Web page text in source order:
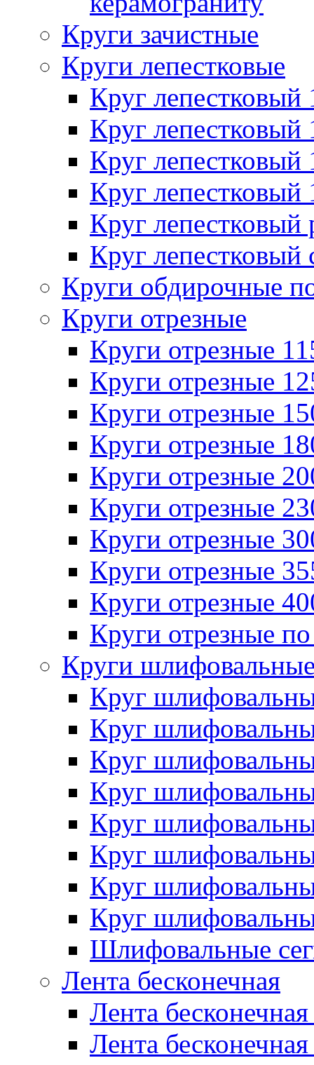
Круги зачистные
Круги лепестковые
Круг
Круг
Круг
Круг
Круг лепестковый
Круг лепестковый
Круги обдирочные
Круги отрезные
Круги отрезные
Круги отрезные
Круги отрезные
Круги отрезные
Круги отрезные
Круги отрезные
Круги отрезные
Круги отрезные
Круги отрезные
Круги отрезные
Круги
Круг
Круг
Круг
Круг
Круг
Круг
Круг
Круг
Шлифовальные
Лента бесконечная
Лента
Лента